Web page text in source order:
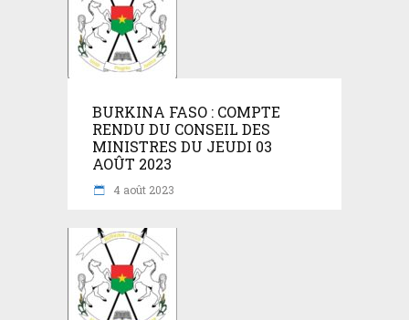
BURKINA FASO : COMPTE
RENDU DU CONSEIL DES
MINISTRES DU JEUDI 03
AOÛT 2023
4 août 2023